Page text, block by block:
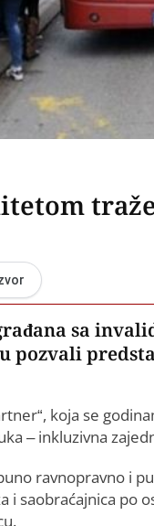
sa
pozvali
koja se
– inkluzivna
ravnopravno i
i saobraćajnica po